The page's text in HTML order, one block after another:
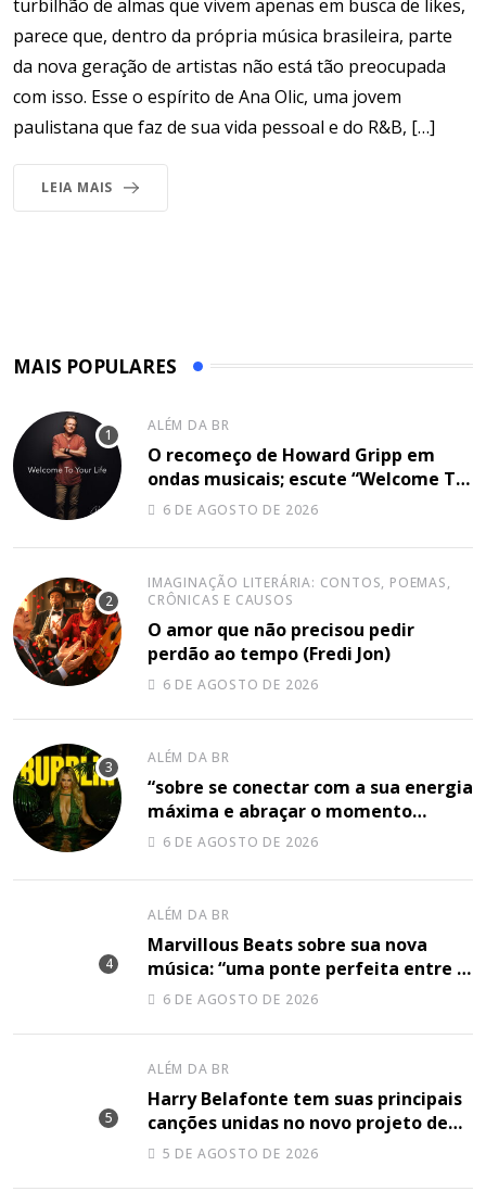
turbilhão de almas que vivem apenas em busca de likes,
parece que, dentro da própria música brasileira, parte
da nova geração de artistas não está tão preocupada
com isso. Esse o espírito de Ana Olic, uma jovem
paulistana que faz de sua vida pessoal e do R&B, […]
LEIA MAIS
MAIS POPULARES
ALÉM DA BR
O recomeço de Howard Gripp em
ondas musicais; escute “Welcome To
Your Life”
6 DE AGOSTO DE 2026
IMAGINAÇÃO LITERÁRIA: CONTOS, POEMAS,
CRÔNICAS E CAUSOS
O amor que não precisou pedir
perdão ao tempo (Fredi Jon)
6 DE AGOSTO DE 2026
ALÉM DA BR
“sobre se conectar com a sua energia
máxima e abraçar o momento
plenamente”, disse Shery M sobre
6 DE AGOSTO DE 2026
ALÉM DA BR
Marvillous Beats sobre sua nova
música: “uma ponte perfeita entre o
hip-hop underground e a elegância
6 DE AGOSTO DE 2026
ALÉM DA BR
Harry Belafonte tem suas principais
canções unidas no novo projeto de
Sir5 DE AGOSTO DE 2026